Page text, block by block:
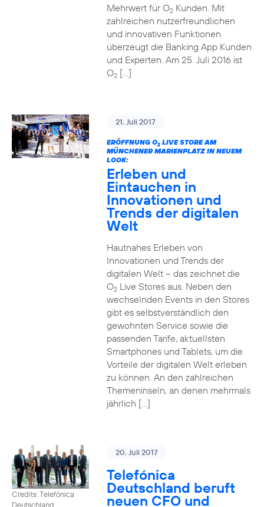
Mehrwert für O2Kunden. Mit
zahlreichen nutzerfreundlichen
und innovativen Funktionen
überzeugt die Banking App Kunden
und Experten. Am 25. Juli 2016 ist
O2[…]
21. Juli 2017
ERÖFFNUNG O2LIVE STORE AM
MÜNCHENER MARIENPLATZ IN NEUEM
LOOK:
Erleben und
Eintauchen in
Innovationen und
Trends der digitalen
Welt
Hautnahes Erleben von
Innovationen und Trends der
digitalen Welt – das zeichnet die
O2Live Stores aus. Neben den
wechselnden Events in den Stores
gibt es selbstverständlich den
gewohnten Service sowie die
passenden Tarife, aktuellsten
Smartphones und Tablets, um die
Vorteile der digitalen Welt erleben
zu können. An den zahlreichen
Themeninseln, an denen mehrmals
jährlich […]
Credits: Telefónica
Deutschland
20. Juli 2017
Telefónica
Deutschland beruft
neuen CFO und